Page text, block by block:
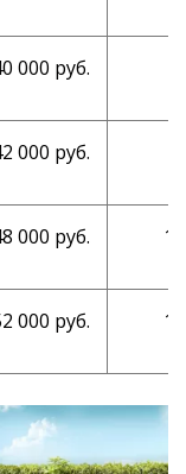
000 руб.
000 руб.
000 руб. 11
000 руб. 14